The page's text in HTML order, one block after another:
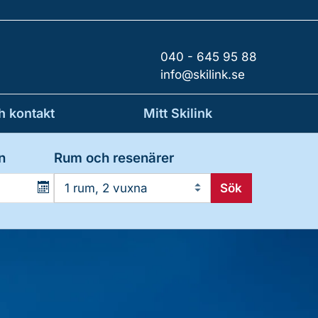
040 - 645 95 88
info@skilink.se
kontakt Mitt Skilink
Rum och resenärer
1 rum, 2 vuxna Sök